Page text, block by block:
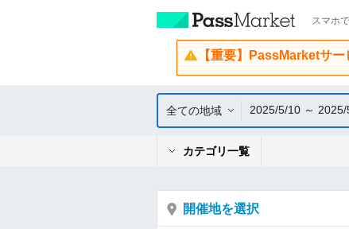
スマホ
【重要】PassMarketサ
全ての地域 2025/5/10 ～ 2025/
カテゴリ一覧
開催地を選択